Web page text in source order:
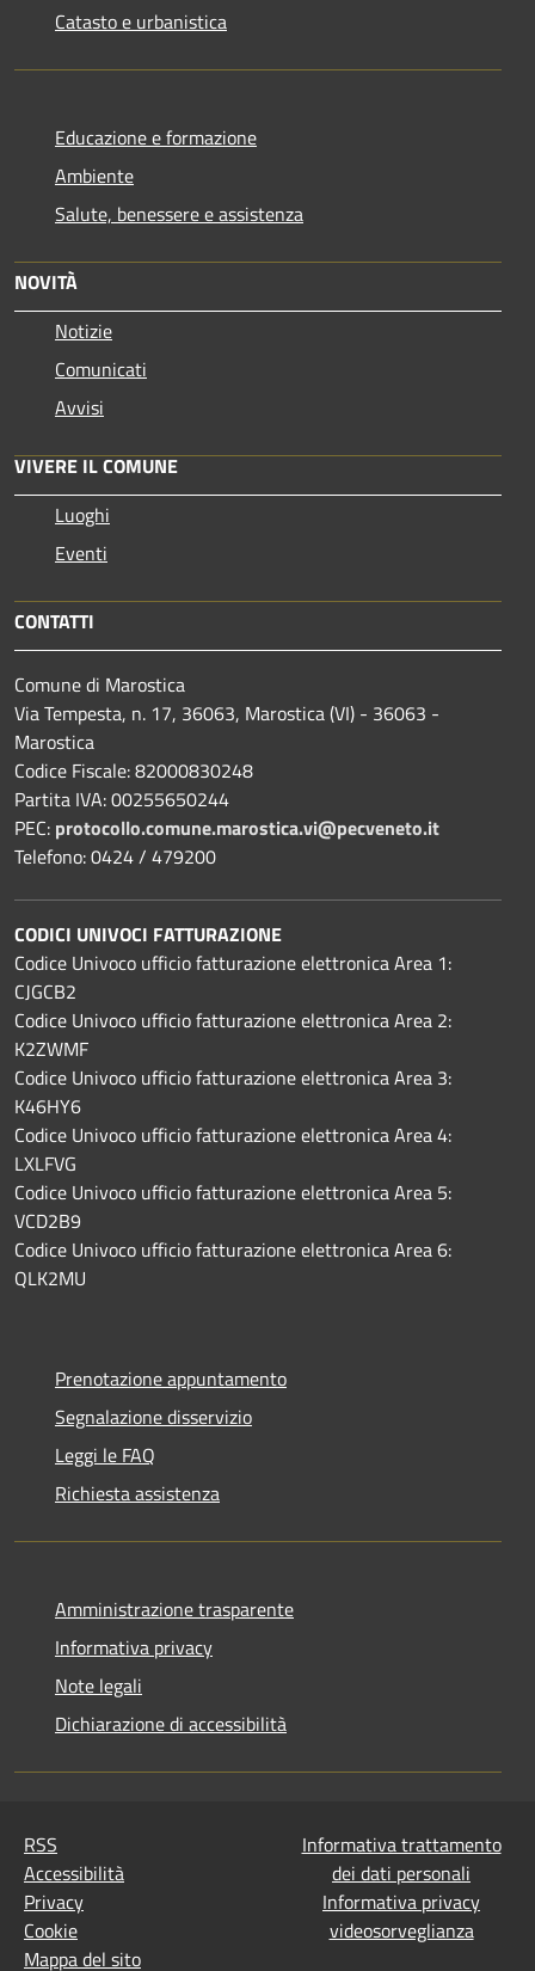
Catasto e urbanistica
Educazione e formazione
Ambiente
Salute, benessere e assistenza
NOVITÀ
Notizie
Comunicati
Avvisi
VIVERE IL COMUNE
Luoghi
Eventi
CONTATTI
Comune di Marostica
Via Tempesta, n. 17, 36063, Marostica (VI) - 36063 -
Marostica
Codice Fiscale: 82000830248
Partita IVA: 00255650244
PEC: protocollo.comune.marostica.vi@pecveneto.it
Telefono: 0424 / 479200
CODICI UNIVOCI FATTURAZIONE
Codice Univoco ufficio fatturazione elettronica Area 1:
CJGCB2
Codice Univoco ufficio fatturazione elettronica Area 2:
K2ZWMF
Codice Univoco ufficio fatturazione elettronica Area 3:
K46HY6
Codice Univoco ufficio fatturazione elettronica Area 4:
LXLFVG
Codice Univoco ufficio fatturazione elettronica Area 5:
VCD2B9
Codice Univoco ufficio fatturazione elettronica Area 6:
QLK2MU
Prenotazione appuntamento
Segnalazione disservizio
Leggi le FAQ
Richiesta assistenza
Amministrazione trasparente
Informativa privacy
Note legali
Dichiarazione di accessibilità
RSS
Accessibilità
Privacy
Cookie
Mappa del sito
Informativa trattamento
dei dati personali
Informativa privacy
videosorveglianza